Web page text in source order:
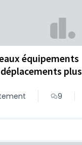
équipements
plus
9